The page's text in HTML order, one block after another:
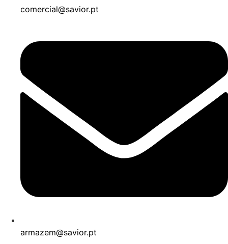
comercial@savior.pt
armazem@savior.pt